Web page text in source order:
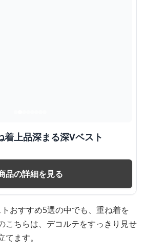
着上品深まる深Vベスト
品の詳細を見る
おすすめ5選の中でも、重ね着を
こちらは、デコルテをすっきり見せ
ます。